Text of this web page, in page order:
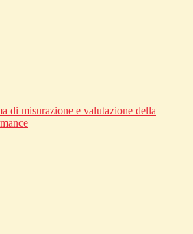
di misurazione e valutazione della